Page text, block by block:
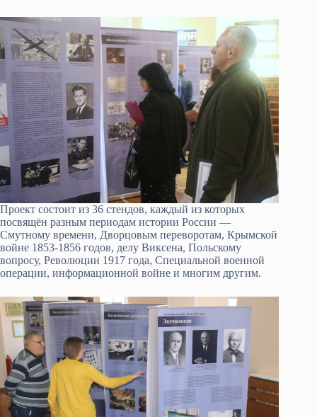
Проект состоит из 36 стендов, каждый из которых
посвящён разным периодам истории России —
Смутному времени, Дворцовым переворотам, Крымской
войне 1853-1856 годов, делу Виксена, Польскому
вопросу, Революции 1917 года, Специальной военной
операции, информационной войне и многим другим.